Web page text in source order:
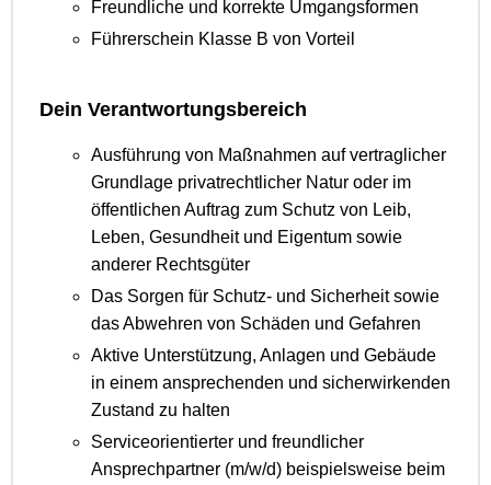
Freundliche und korrekte Umgangsformen
Führerschein Klasse B von Vorteil
Dein Verantwortungsbereich
Ausführung von Maßnahmen auf vertraglicher
Grundlage privatrechtlicher Natur oder im
öffentlichen Auftrag zum Schutz von Leib,
Leben, Gesundheit und Eigentum sowie
anderer Rechtsgüter
Das Sorgen für Schutz- und Sicherheit sowie
das Abwehren von Schäden und Gefahren
Aktive Unterstützung, Anlagen und Gebäude
in einem ansprechenden und sicherwirkenden
Zustand zu halten
Serviceorientierter und freundlicher
Ansprechpartner (m/w/d) beispielsweise beim